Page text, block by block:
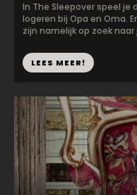
In The Sleepover speel je
logeren bij Opa en Oma.
zijn namelijk op zoek naar
LEES MEER!